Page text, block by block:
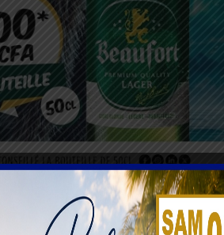
invite les jeune filles de moins de 25
français est requise, ainsi qu’une